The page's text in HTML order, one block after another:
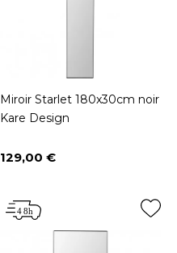
Miroir Starlet 180x30cm noir
Kare Design
Prix
129,00 €